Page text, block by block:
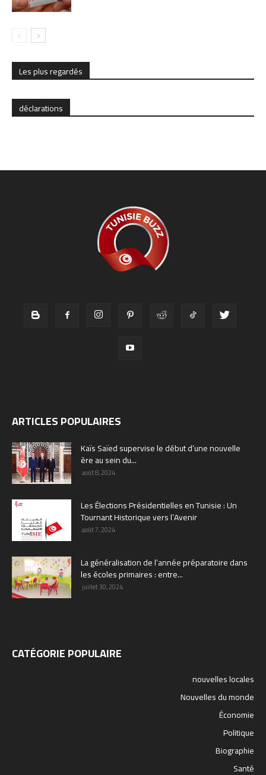
Les plus regardés
déclarations
ARTICLES POPULAIRES
Kaïs Saïed supervise le début d’une nouvelle
ère au sein du...
août 8, 2024
Les Élections Présidentielles en Tunisie : Un
Tournant Historique vers l’Avenir
août 7, 2024
La généralisation de l’année préparatoire dans
les écoles primaires : entre...
juillet 30, 2024
CATÉGORIE POPULAIRE
nouvelles locales
Nouvelles du monde
Économie
Politique
Biographie
Santé